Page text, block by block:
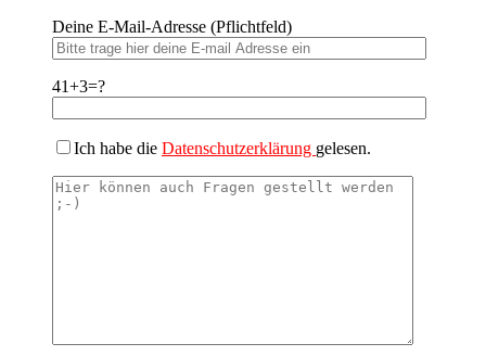
Deine E-Mail-Adresse (Pflichtfeld)
41+3=?
Ich habe die Datenschutzerklärung gelesen.